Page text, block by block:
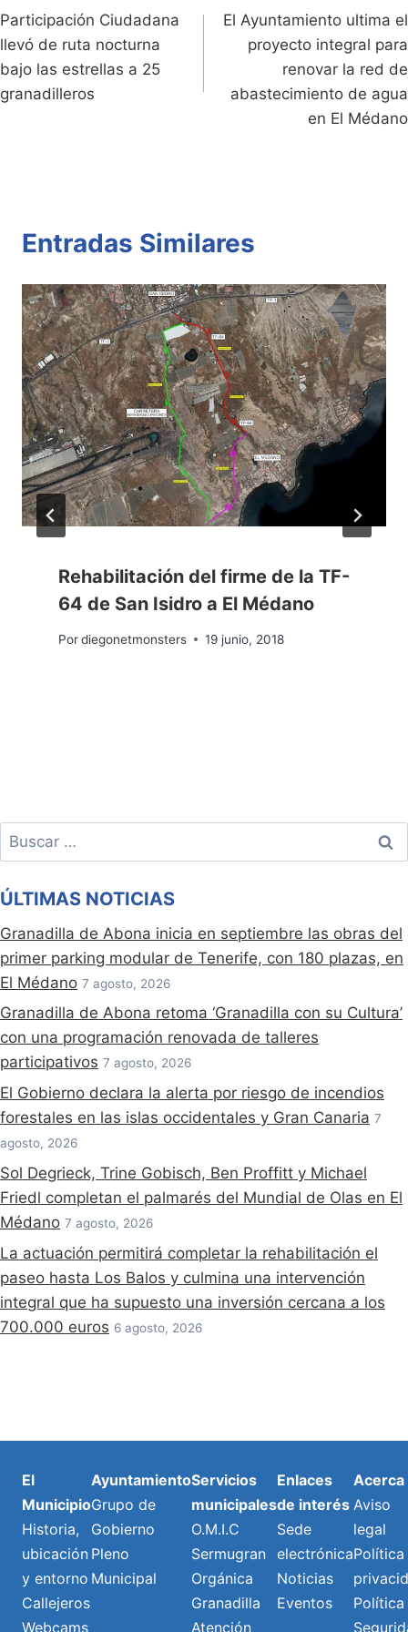
dl
y
k
p
o
de
entradas
Participación Ciudadana
llevó de ruta nocturna
bajo las estrellas a 25
granadilleros
El Ayuntamiento ultima el
proyecto integral para
renovar la red de
abastecimiento de agua
en El Médano
Entradas Similares
Rehabilitación del firme de la TF-
64 de San Isidro a El Médano
Pordiegonetmonsters 19 junio, 2018
Buscar:
ÚLTIMAS NOTICIAS
Granadilla de Abona inicia en septiembre las obras del
primer parking modular de Tenerife, con 180 plazas, en
El Médano 7 agosto, 2026
Granadilla de Abona retoma ‘Granadilla con su Cultura’
con una programación renovada de talleres
participativos 7 agosto, 2026
El Gobierno declara la alerta por riesgo de incendios
forestales en las islas occidentales y Gran Canaria 7
agosto, 2026
Sol Degrieck, Trine Gobisch, Ben Proffitt y Michael
Friedl completan el palmarés del Mundial de Olas en El
Médano 7 agosto, 2026
La actuación permitirá completar la rehabilitación el
paseo hasta Los Balos y culmina una intervención
integral que ha supuesto una inversión cercana a los
700.000 euros 6 agosto, 2026
El
Municipio
Historia,
ubicación
y entorno
Callejeros
Webcams
Ayuntamiento
Grupo de
Gobierno
Pleno
Municipal
Servicios
municipales
O.M.I.C
Sermugran
Orgánica
Granadilla
Atención
Enlaces
de interés
Sede
electrónica
Noticias
Eventos
Acerca
Aviso
legal
Política
Política